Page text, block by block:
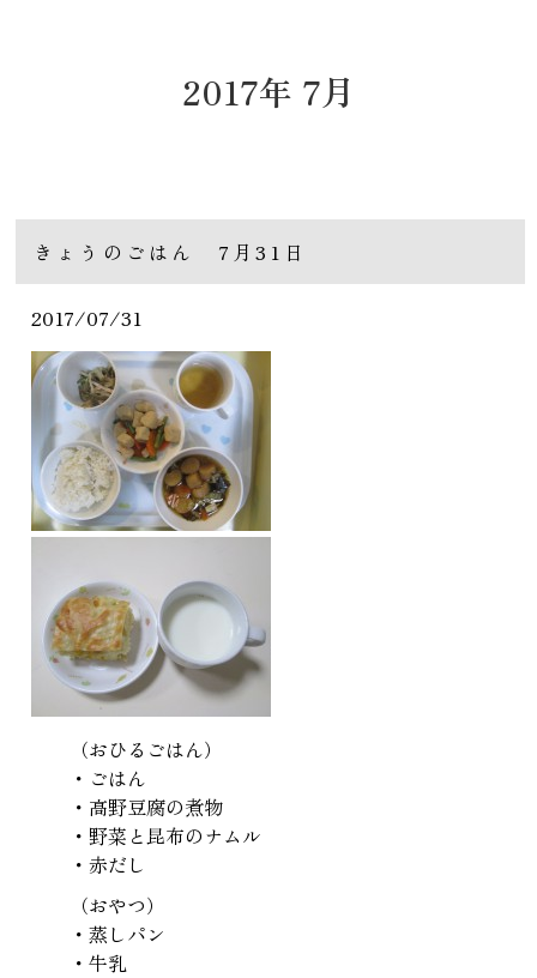
2017年 7月
きょうのごはん 7月31日
2017/07/31
（おひるごはん）
・ごはん
・高野豆腐の煮物
・野菜と昆布のナムル
・赤だし
（おやつ）
・蒸しパン
・牛乳